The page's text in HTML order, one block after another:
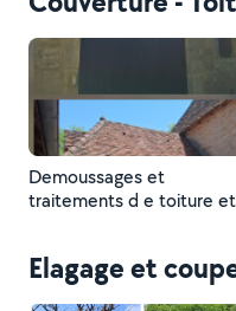
Demoussages et
traitements d e toiture et
Elagage et